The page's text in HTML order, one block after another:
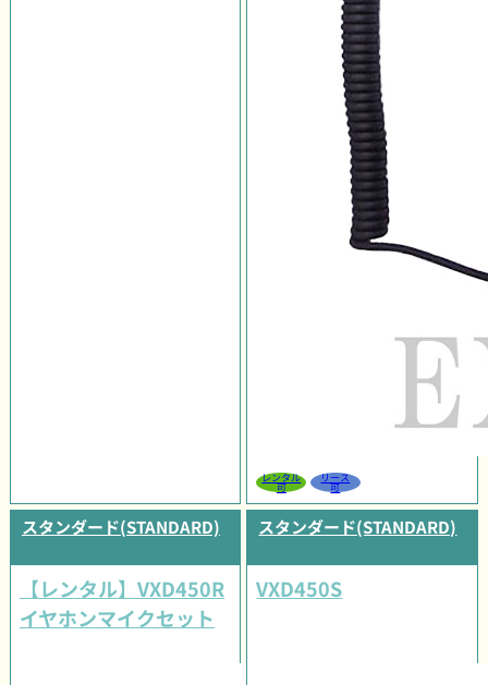
レンタル
可
リース
可
スタンダード(STANDARD)
【レンタル】VXD450R
イヤホンマイクセット
スタンダード(STANDARD)
VXD450S